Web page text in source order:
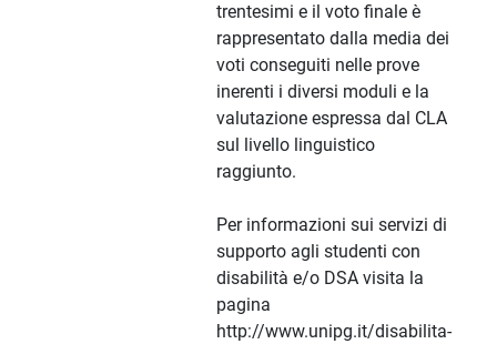
trentesimi e il voto finale è
rappresentato dalla media dei
voti conseguiti nelle prove
inerenti i diversi moduli e la
valutazione espressa dal CLA
sul livello linguistico
raggiunto.
Per informazioni sui servizi di
supporto agli studenti con
disabilità e/o DSA visita la
pagina
http://www.unipg.it/disabilita-